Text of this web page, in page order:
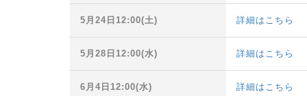
5月24日12:00(土) 詳細はこちら
5月28日12:00(水) 詳細はこちら
6月4日12:00(水) 詳細はこちら